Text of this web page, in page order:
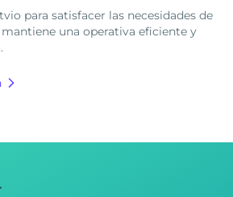
para satisfacer las necesidades de
una operativa eficiente y